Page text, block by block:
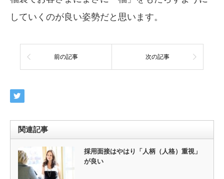
していくのが良い姿勢だと思います。
前の記事 次の記事
関連記事
採用面接はやはり「人柄（人格）重視」
が良い